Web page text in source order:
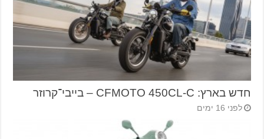
חדש בארץ: CFMOTO 450CL-C – בייבי־קרוזר
לפני 16 ימים